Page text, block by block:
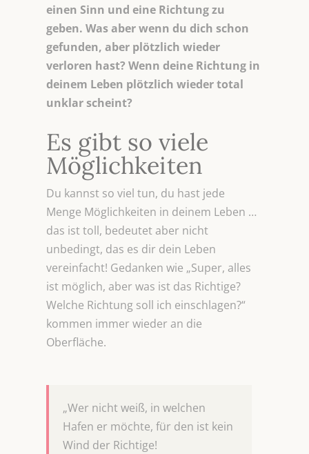
einen Sinn und eine Richtung zu
geben. Was aber wenn du dich schon
gefunden, aber plötzlich wieder
verloren hast? Wenn deine Richtung in
deinem Leben plötzlich wieder total
unklar scheint?
Es gibt so viele
Möglichkeiten
Du kannst so viel tun, du hast jede
Menge Möglichkeiten in deinem Leben …
das ist toll, bedeutet aber nicht
unbedingt, das es dir dein Leben
vereinfacht! Gedanken wie „Super, alles
ist möglich, aber was ist das Richtige?
Welche Richtung soll ich einschlagen?“
kommen immer wieder an die
Oberfläche.
„Wer nicht weiß, in welchen
Hafen er möchte, für den ist kein
Wind der Richtige!